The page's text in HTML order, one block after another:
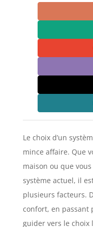
Le choix d’un
mince affaire. Que
maison ou que
système actuel, il
plusieurs facteurs.
confort, en passant
guider vers le